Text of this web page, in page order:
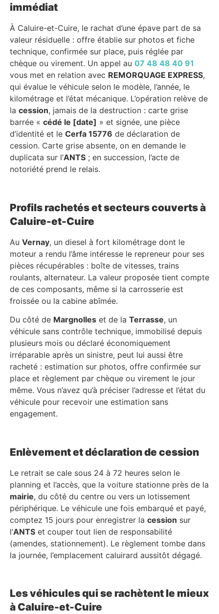
immédiat
À Caluire-et-Cuire, le rachat d’une épave part de sa
valeur résiduelle : offre établie sur photos et fiche
technique, confirmée sur place, puis réglée par
chèque ou virement. Un appel au 07 48 48 40 91
vous met en relation avec REMORQUAGE EXPRESS,
qui évalue le véhicule selon le modèle, l’année, le
kilométrage et l’état mécanique. L’opération relève de
la cession, jamais de la destruction : carte grise
barrée « cédé le [date] » et signée, une pièce
d’identité et le Cerfa 15776 de déclaration de
cession. Carte grise absente, on en demande le
duplicata sur l’ANTS ; en succession, l’acte de
notoriété prend le relais.
Profils rachetés et secteurs couverts à
Caluire-et-Cuire
Au Vernay, un diesel à fort kilométrage dont le
moteur a rendu l’âme intéresse le repreneur pour ses
pièces récupérables : boîte de vitesses, trains
roulants, alternateur. La valeur proposée tient compte
de ces composants, même si la carrosserie est
froissée ou la cabine abîmée.
Du côté de Margnolles et de la Terrasse, un
véhicule sans contrôle technique, immobilisé depuis
plusieurs mois ou déclaré économiquement
irréparable après un sinistre, peut lui aussi être
racheté : estimation sur photos, offre confirmée sur
place et règlement par chèque ou virement le jour
même. Vous n’avez qu’à préciser l’adresse et l’état du
véhicule pour recevoir une estimation sans
engagement.
Enlèvement et déclaration de cession
Le retrait se cale sous 24 à 72 heures selon le
planning et l’accès, que la voiture stationne près de la
mairie, du côté du centre ou vers un lotissement
périphérique. Le véhicule une fois embarqué et payé,
comptez 15 jours pour enregistrer la cession sur
l’ANTS et couper tout lien de responsabilité
(amendes, stationnement). Le règlement tombe dans
la journée, l’emplacement caluirard aussitôt dégagé.
Les véhicules qui se rachètent le mieux
à Caluire-et-Cuire